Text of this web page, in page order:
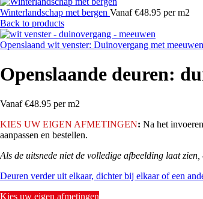
Winterlandschap met bergen Vanaf €48.95 per m2
Back to products
Openslaand wit venster: Duinovergang met meeuwen
Openslaande deuren:
Vanaf €48.95 per m2
KIES UW EIGEN AFMETINGEN: Na het
aanpassen en bestellen.
Als de uitsnede niet de volledige afbeelding laat
Deuren verder uit elkaar, dichter bij elkaar of een
Kies uw eigen afmetingen